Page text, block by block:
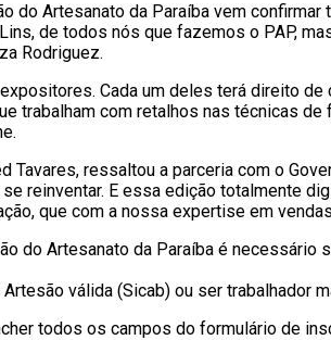
do Artesanato da Paraíba vem
de todos nós que fazemos o PAP,
Rodriguez.
Cada um deles terá direito
trabalham com retalhos nas técnicas
Tavares, ressaltou a parceria com o
reinventar. E essa edição totalmente
que com a nossa expertise em
do Artesanato da Paraíba é
válida (Sicab) ou ser trabalhador
todos os campos do formulário de